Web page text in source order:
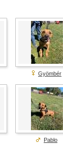
Gyömbér
Pablo